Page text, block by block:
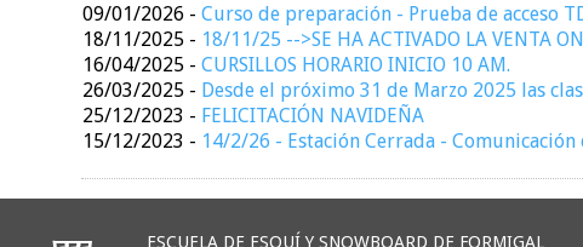
09/01/2026 -Curso de preparación - Prueba de acceso
18/11/2025 - 18/11/25 -->SE HA ACTIVADO LA VENTA
16/04/2025 -CURSILLOS HORARIO INICIO 10 AM.
26/03/2025 - Desde el próximo 31 de Marzo 2025 las
25/12/2023 - FELICITACIÓN NAVIDEÑA
15/12/2023 - 14/2/26 - Estación Cerrada -
ESCUELA DE ESQUÍ Y SNOWBOARD DE FORMIGAL